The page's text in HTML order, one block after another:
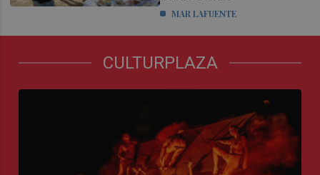
MAR LAFUENTE
CULTURPLAZA